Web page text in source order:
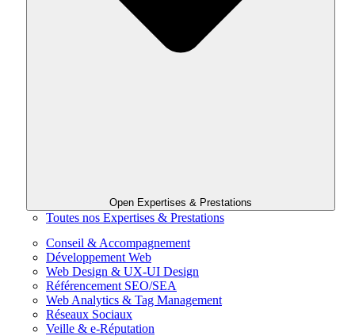
Open Expertises & Prestations
Toutes nos Expertises & Prestations
Conseil & Accompagnement
Développement Web
Web Design & UX-UI Design
Référencement SEO/SEA
Web Analytics & Tag Management
Réseaux Sociaux
Veille & e-Réputation